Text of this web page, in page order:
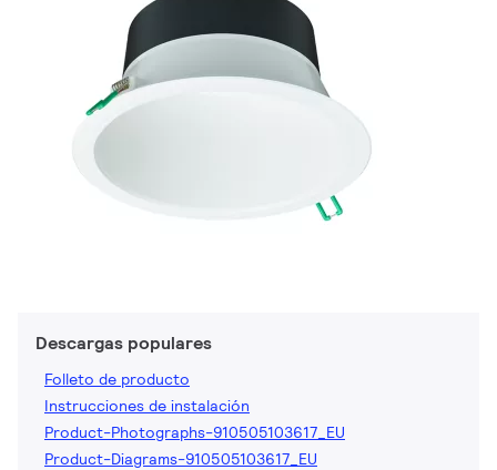
Descargas populares
Folleto de producto
Instrucciones de instalación
Product-Photographs-910505103617_EU
Product-Diagrams-910505103617_EU